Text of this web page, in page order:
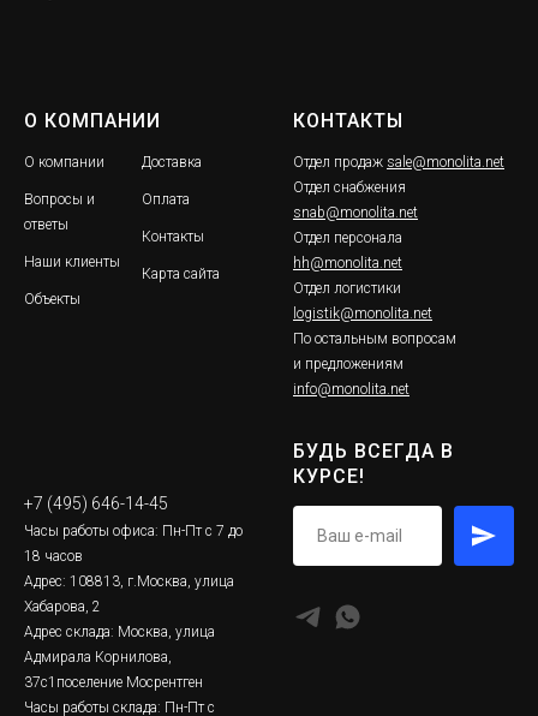
О КОМПАНИИ
О компании
Вопросы и
ответы
Наши клиенты
Объекты
Доставка
Оплата
Контакты
Карта сайта
КОНТАКТЫ
Отдел продаж sale@monolita.net
Отдел снабжения
snab@monolita.net
Отдел персонала
hh@monolita.net
Отдел логистики
logistik@monolita.net
По остальным вопросам
и предложениям
info@monolita.net
+7 (495) 646-14-45
Часы работы офиса: Пн-Пт с 7 до
18 часов
Адрес: 108813, г.Москва, улица
Хабарова, 2
Адрес склада: Москва, улица
Адмирала Корнилова,
37с1поселение Мосрентген
Часы работы склада: Пн-Пт с
БУДЬ ВСЕГДА В
КУРСЕ!